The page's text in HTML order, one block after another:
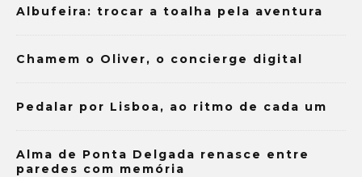
Albufeira: trocar a toalha pela aventura
Chamem o Oliver, o concierge digital
Pedalar por Lisboa, ao ritmo de cada um
Alma de Ponta Delgada renasce entre
paredes com memória